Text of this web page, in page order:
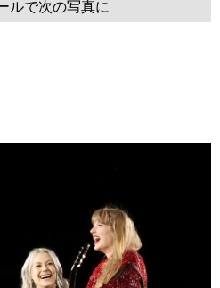
ルで次の写真に